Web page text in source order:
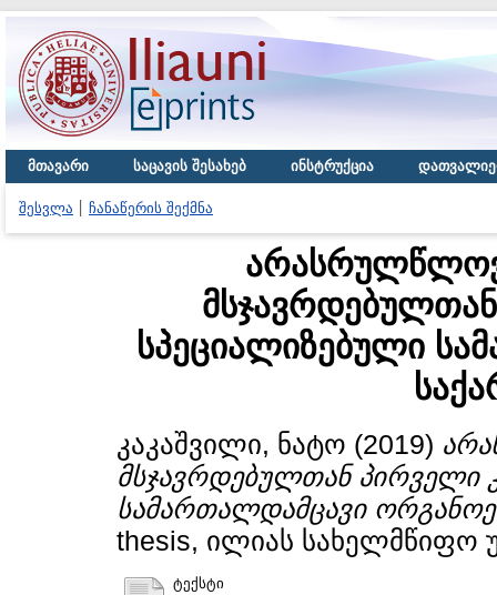
მთავარი საცავის შესახებ ინსტრუქცია
შესვლა ჩანაწერის შექმნა
სპეციალიზებული
კაკაშვილი, ნატო (2019)
მსჯავრდებულთან პირველი
სამართალდამცავი
thesis, ილიას სახელმწიფო
ტექსტი